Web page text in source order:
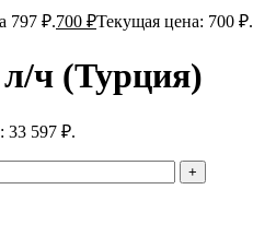
797 ₽.700 ₽Текущая цена: 700 ₽.
ч (Турция)
33 597 ₽.